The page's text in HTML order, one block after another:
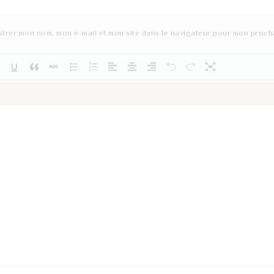
mon nom, mon e-mail et mon site dans le navigateur pour mon